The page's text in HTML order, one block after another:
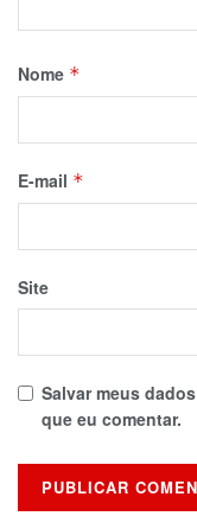
Nome *
E-mail *
Site
Salvar meus
que eu comentar.